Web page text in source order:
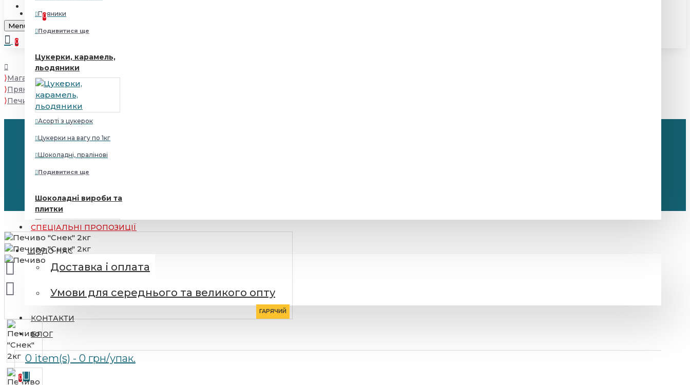
Порівняти
0
Пряники
Подивитися ще
Цукерки, карамель,
льодяники
Асорті з цукерок
Цукерки на вагу по 1кг
Шоколадні, пралінові
Подивитися ще
Шоколадні вироби та
плитки
Цукерки у коробках, шоколадні плитки
солодощі
Зефір
Пастила
Подивитися ще
СПЕЦІАЛЬНІ ПРОПОЗИЦІЇ
ЩОДО НАС
Доставка і оплата
Умови для середнього та великого опту
КОНТАКТИ
БЛОГ
0 item(s) - 0 грн/упак.
0
Menu
0
Магазин
Пряники, печиво, випічка
Печиво "Снек" 2кг
ГАРЯЧИЙ